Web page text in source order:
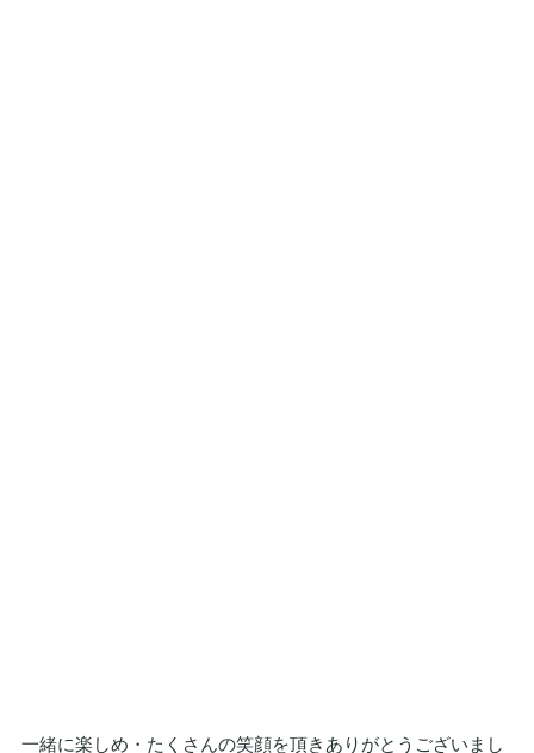
一緒に楽しめ・たくさんの笑顔を頂きありがとうございまし